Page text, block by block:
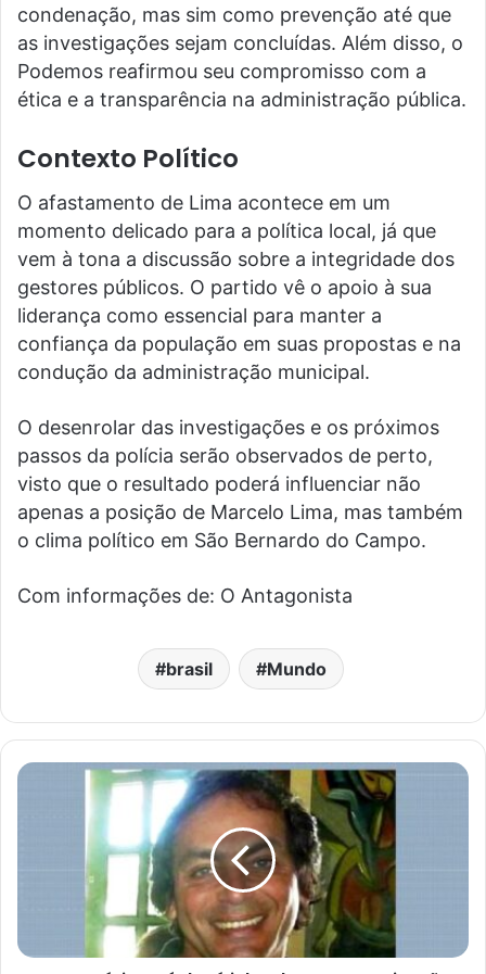
condenação, mas sim como prevenção até que
as investigações sejam concluídas. Além disso, o
Podemos reafirmou seu compromisso com a
ética e a transparência na administração pública.
Contexto Político
O afastamento de Lima acontece em um
momento delicado para a política local, já que
vem à tona a discussão sobre a integridade dos
gestores públicos. O partido vê o apoio à sua
liderança como essencial para manter a
confiança da população em suas propostas e na
condução da administração municipal.
O desenrolar das investigações e os próximos
passos da polícia serão observados de perto,
visto que o resultado poderá influenciar não
apenas a posição de Marcelo Lima, mas também
o clima político em São Bernardo do Campo.
Com informações de: O Antagonista
brasil Mundo